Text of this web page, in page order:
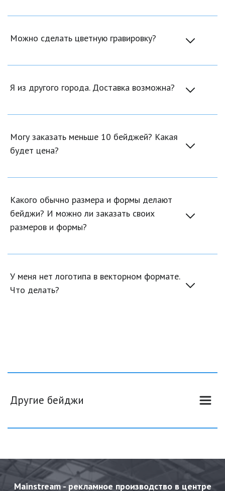
Можно сделать цветную гравировку?
Я из другого города. Доставка возможна?
Могу заказать меньше 10 бейджей? Какая
будет цена?
Какого обычно размера и формы делают
бейджи? И можно ли заказать своих
размеров и формы?
У меня нет логотипа в векторном формате.
Что делать?
Другие бейджи
Mainstream - рекламное производство в центре